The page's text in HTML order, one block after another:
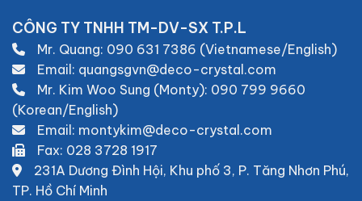
CÔNG TY TNHH TM-DV-SX T.P.L
Mr. Quang: 090 631 7386 (Vietnamese/English)
Email: quangsgvn@deco-crystal.com
Mr. Kim Woo Sung (Monty): 090 799 9660
(Korean/English)
Email: montykim@deco-crystal.com
Fax: 028 3728 1917
231A Dương Đình Hội, Khu phố 3, P. Tăng Nhơn Phú,
TP. Hồ Chí Minh